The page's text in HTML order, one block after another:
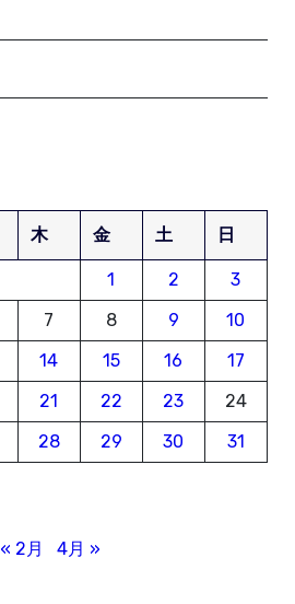
木 金 土 日
1 2
3
7 8 9
10
14 15 16
17
21 22 23
24
28 29 30 31
« 2月 4月 »